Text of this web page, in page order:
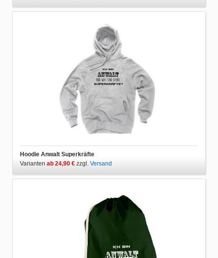
Hoodie Anwalt Superkräfte
Varianten ab 24,90 € zzgl. Versand